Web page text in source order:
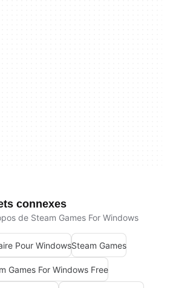
connexes
de Steam Games For Windows
Pour WindowsSteam Games
Games For Windows Free